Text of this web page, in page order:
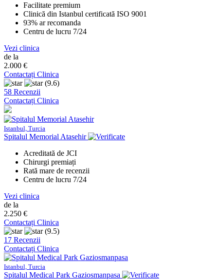
Facilitate premium
Clinică din Istanbul certificată ISO 9001
93% ar recomanda
Centru de lucru 7/24
Vezi clinica
de la
2.000 €
Contactați Clinica
(9.6)
58 Recenzii
Contactați Clinica
Istanbul, Turcia
Spitalul Memorial Atasehir
Acreditată de JCI
Chirurgi premiați
Rată mare de recenzii
Centru de lucru 7/24
Vezi clinica
de la
2.250 €
Contactați Clinica
(9.5)
17 Recenzii
Contactați Clinica
Istanbul, Turcia
Spitalul Medical Park Gaziosmanpasa